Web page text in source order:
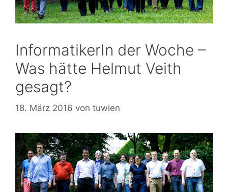
InformatikerIn der Woche –
Was hätte Helmut Veith
gesagt?
18. März 2016 von tuwien